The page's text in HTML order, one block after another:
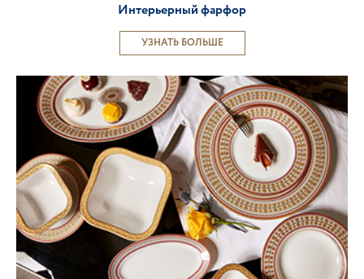
Интерьерный фарфор
УЗНАТЬ БОЛЬШЕ